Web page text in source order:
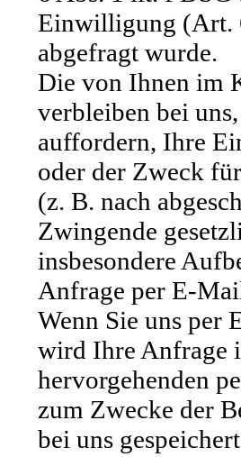
Einwilligung (Art.
abgefragt wurde.
Die von Ihnen im
verbleiben bei
auffordern, Ihre
oder der Zweck
(z. B. nach
Zwingende
insbesondere
Anfrage per E-
Wenn Sie uns per
wird Ihre Anfrage
hervorgehenden
zum Zwecke der
bei uns